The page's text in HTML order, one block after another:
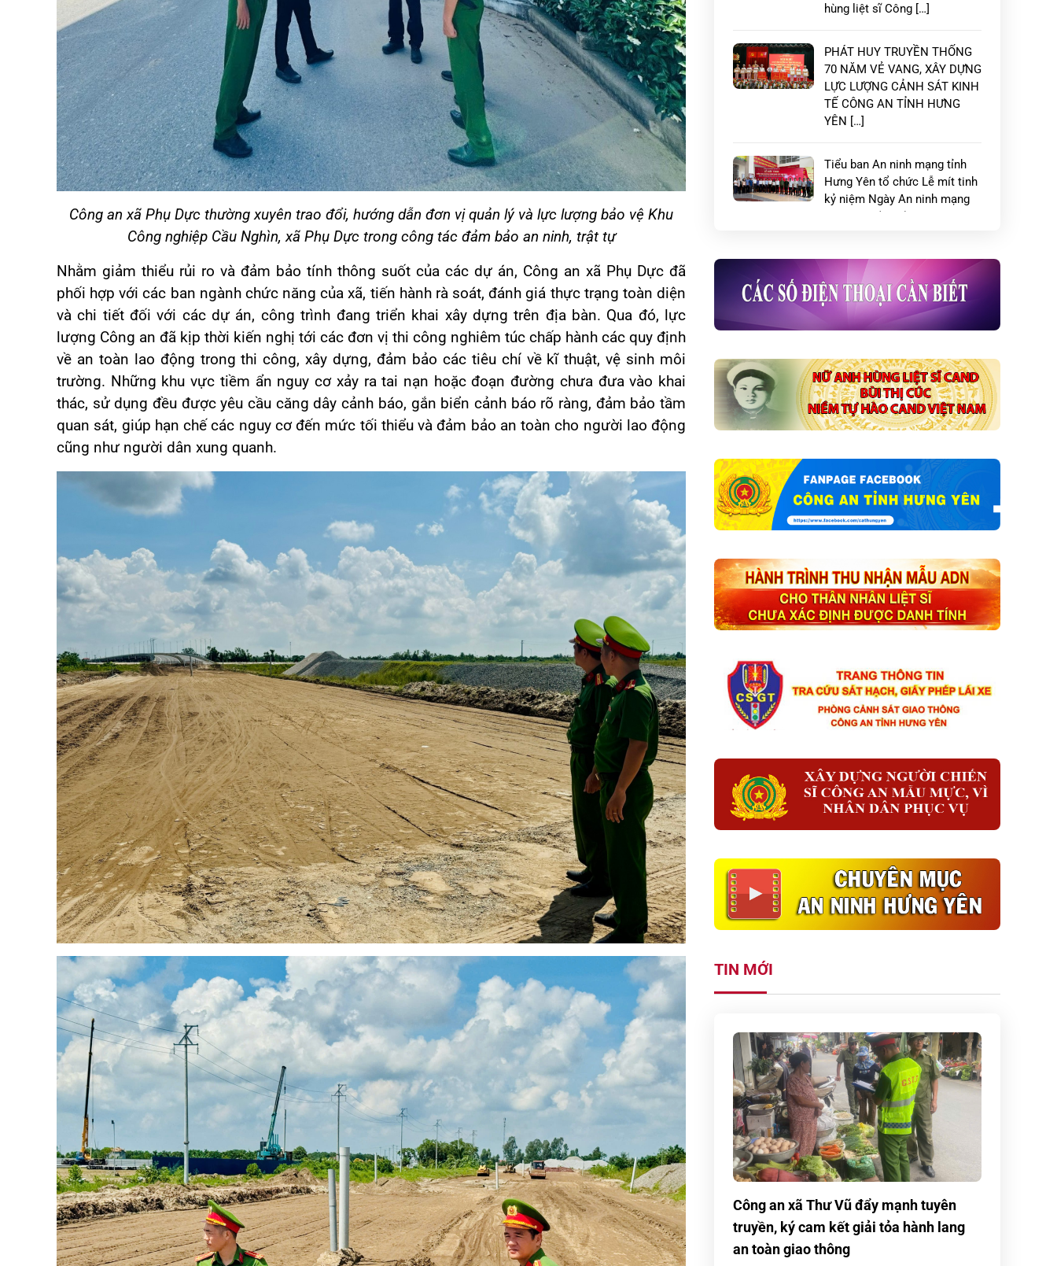
Công an xã Phụ Dực thường xuyên trao đổi, hướng dẫn đơn vị quản lý và lực lượng bảo vệ Khu
Công nghiệp Cầu Nghìn, xã Phụ Dực trong công tác đảm bảo an ninh, trật tự
Nhằm giảm thiểu rủi ro và đảm bảo tính thông suốt của các dự án, Công an xã Phụ Dực đã
phối hợp với các ban ngành chức năng của xã, tiến hành rà soát, đánh giá thực trạng toàn diện
và chi tiết đối với các dự án, công trình đang triển khai xây dựng trên địa bàn. Qua đó, lực
lượng Công an đã kịp thời kiến nghị tới các đơn vị thi công nghiêm túc chấp hành các quy định
về an toàn lao động trong thi công, xây dựng, đảm bảo các tiêu chí về kĩ thuật, vệ sinh môi
trường. Những khu vực tiềm ẩn nguy cơ xảy ra tai nạn hoặc đoạn đường chưa đưa vào khai
thác, sử dụng đều được yêu cầu căng dây cảnh báo, gắn biển cảnh báo rõ ràng, đảm bảo tầm
quan sát, giúp hạn chế các nguy cơ đến mức tối thiểu và đảm bảo an toàn cho người lao động
cũng như người dân xung quanh.
hùng liệt sĩ Công […]
PHÁT HUY TRUYỀN THỐNG
70 NĂM VẺ VANG, XÂY DỰNG
LỰC LƯỢNG CẢNH SÁT KINH
TẾ CÔNG AN TỈNH HƯNG
YÊN […]
Tiểu ban An ninh mạng tỉnh
Hưng Yên tổ chức Lễ mít tinh
kỷ niệm Ngày An ninh mạng
Việt Nam (06/8)
TIN MỚI
Công an xã Thư Vũ đẩy mạnh tuyên
truyền, ký cam kết giải tỏa hành lang
an toàn giao thông